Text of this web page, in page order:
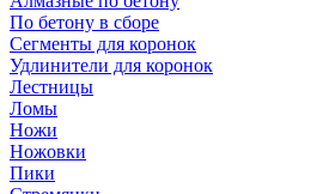
По бетону в сборе
Сегменты для коронок
Удлинители для коронок
Лестницы
Ломы
Ножи
Ножовки
Пики